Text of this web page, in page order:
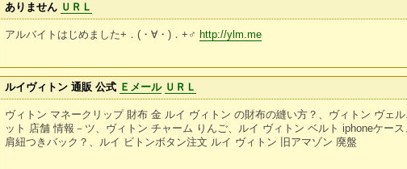
ありません ＵＲＬ
アルバイトはじめました+．(・∀・)．+♂ http://ylm.me
ルイヴィトン 通販 公式 Ｅメール ＵＲＬ
ヴィトン マネークリップ 財布 金 ルイ ヴィトン の財布の縫い方？、ヴィトン ヴェ
ット 店舗 情報－ツ、ヴィトン チャーム りんご、ルイ ヴィトン ベルト iphoneケー
肩紐つきバック？、ルイ ビトンボタン注文 ルイ ヴィトン 旧アマゾン 廃盤